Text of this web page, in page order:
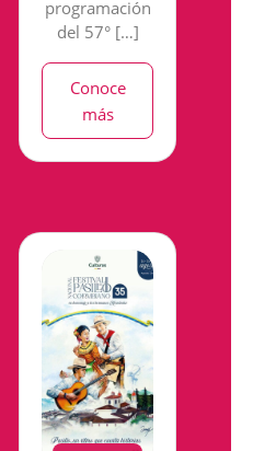
programación
del 57° […]
Conoce
más